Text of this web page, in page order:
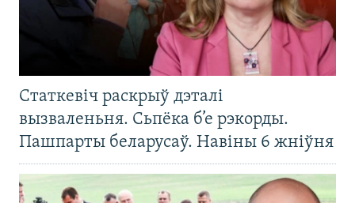
Статкевіч раскрыў дэталі
вызваленьня. Сьпёка б’е рэкорды.
Пашпарты беларусаў. Навіны 6 жніўня